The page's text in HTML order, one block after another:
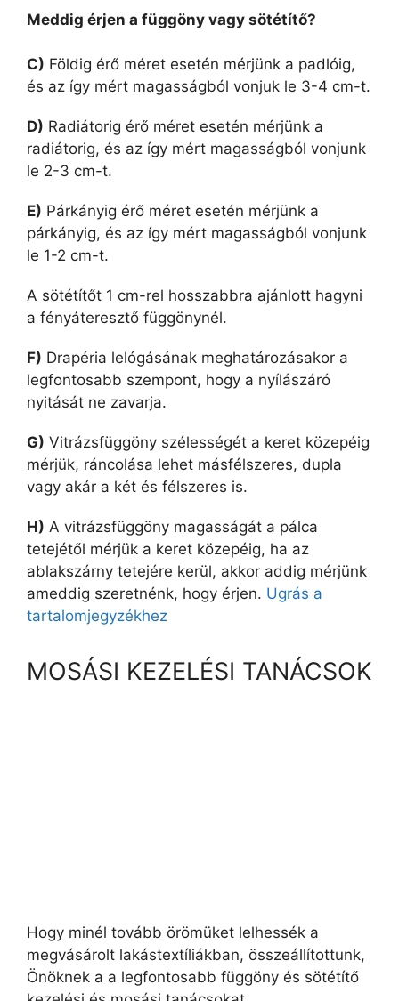
Meddig érjen a függöny vagy sötétítő?
C) Földig érő méret esetén mérjünk a padlóig,
és az így mért magasságból vonjuk le 3-4 cm-t.
D) Radiátorig érő méret esetén mérjünk a
radiátorig, és az így mért magasságból vonjunk
le 2-3 cm-t.
E) Párkányig érő méret esetén mérjünk a
párkányig, és az így mért magasságból vonjunk
le 1-2 cm-t.
A sötétítőt 1 cm-rel hosszabbra ajánlott hagyni
a fényáteresztő függönynél.
F) Drapéria lelógásának meghatározásakor a
legfontosabb szempont, hogy a nyílászáró
nyitását ne zavarja.
G) Vitrázsfüggöny szélességét a keret közepéig
mérjük, ráncolása lehet másfélszeres, dupla
vagy akár a két és félszeres is.
H) A vitrázsfüggöny magasságát a pálca
tetejétől mérjük a keret közepéig, ha az
ablakszárny tetejére kerül, akkor addig mérjünk
ameddig szeretnénk, hogy érjen. Ugrás a
tartalomjegyzékhez
MOSÁSI KEZELÉSI TANÁCSOK
Hogy minél tovább örömüket lelhessék a
megvásárolt lakástextíliákban, összeállítottunk,
Önöknek a a legfontosabb függöny és sötétítő